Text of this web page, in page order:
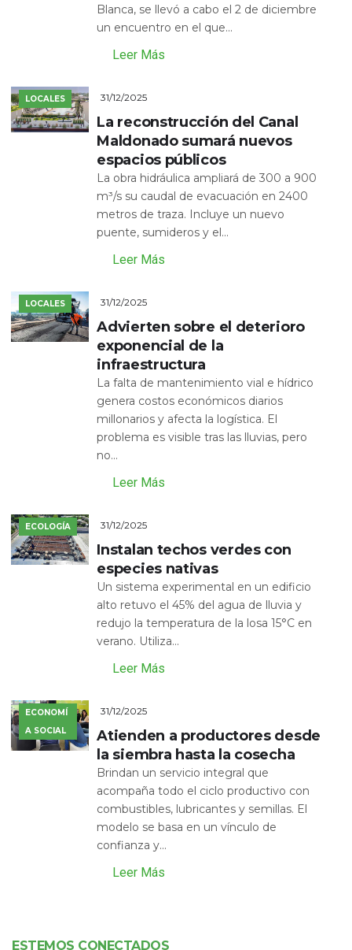
Blanca, se llevó a cabo el 2 de diciembre
un encuentro en el que...
Leer Más
LOCALES 31/12/2025
La reconstrucción del Canal
Maldonado sumará nuevos
espacios públicos
La obra hidráulica ampliará de 300 a 900
m³/s su caudal de evacuación en 2400
metros de traza. Incluye un nuevo
puente, sumideros y el...
Leer Más
LOCALES 31/12/2025
Advierten sobre el deterioro
exponencial de la
infraestructura
La falta de mantenimiento vial e hídrico
genera costos económicos diarios
millonarios y afecta la logística. El
problema es visible tras las lluvias, pero
no...
Leer Más
ECOLOGÍA 31/12/2025
Instalan techos verdes con
especies nativas
Un sistema experimental en un edificio
alto retuvo el 45% del agua de lluvia y
redujo la temperatura de la losa 15°C en
verano. Utiliza...
Leer Más
ECONOMÍ
A SOCIAL
31/12/2025
Atienden a productores desde
la siembra hasta la cosecha
Brindan un servicio integral que
acompaña todo el ciclo productivo con
combustibles, lubricantes y semillas. El
modelo se basa en un vínculo de
confianza y...
Leer Más
ESTEMOS CONECTADOS